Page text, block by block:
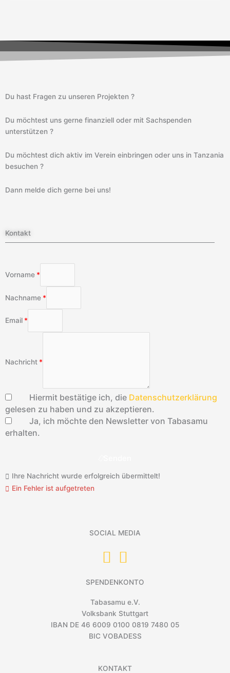
Kontakt
Vorname
Nachname
Email
Nachricht
Hiermit bestätige ich, die Datenschutzerklärung
gelesen zu haben und zu akzeptieren.
Ja, ich möchte den Newsletter von Tabasamu
erhalten.
Ihre Nachricht wurde erfolgreich übermittelt!
Ein Fehler ist aufgetreten
Du hast Fragen zu unseren Projekten ?
Du möchtest uns gerne finanziell oder mit Sachspenden
unterstützen ?
Du möchtest dich aktiv im Verein einbringen oder uns in Tanzania
besuchen ?
Dann melde dich gerne bei uns!
SOCIAL MEDIA
SPENDENKONTO
Tabasamu e.V.
Volksbank Stuttgart
IBAN DE 46 6009 0100 0819 7480 05
BIC VOBADESS
KONTAKT